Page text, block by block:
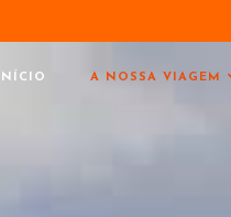
INÍCIO A NOSSA VIAGEM